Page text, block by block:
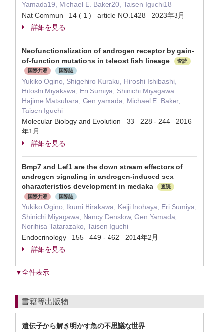
Yamada19, Michael E. Baker20, Taisen Iguchi18
Nat Commun 14 ( 1 ) article NO.1428 2023年3月
詳細を見る
Neofunctionalization of androgen receptor by gain-
of-function mutations in teleost fish lineage
査読
国際共著
国際誌
Yukiko Ogino, Shigehiro Kuraku, Hiroshi Ishibashi,
Hitoshi Miyakawa, Eri Sumiya, Shinichi Miyagawa,
Hajime Matsubara, Gen yamada, Michael E. Baker,
Taisen Iguchi
Molecular Biology and Evolution 33 228 - 244 2016
年1月
詳細を見る
Bmp7 and Lef1 are the down stream effectors of
androgen signaling in androgen-induced sex
characteristics development in medaka
査読
国際共著
国際誌
Yukiko Ogino, Ikumi Hirakawa, Keiji Inohaya, Eri Sumiya,
Shinichi Miyagawa, Nancy Denslow, Gen Yamada,
Norihisa Tatarazako, Taisen Iguchi
Endocrinology 155 449 - 462 2014年2月
詳細を見る
▼全件表示
書籍等出版物
遺伝子から解き明かす魚の不思議な世界